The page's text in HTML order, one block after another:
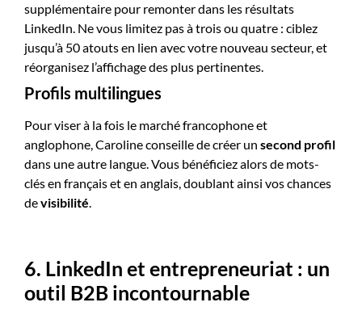
supplémentaire pour remonter dans les résultats
LinkedIn. Ne vous limitez pas à trois ou quatre : ciblez
jusqu’à 50 atouts en lien avec votre nouveau secteur, et
réorganisez l’affichage des plus pertinentes.
Profils multilingues
Pour viser à la fois le marché francophone et
anglophone, Caroline conseille de créer un second profil
dans une autre langue. Vous bénéficiez alors de mots-
clés en français et en anglais, doublant ainsi vos chances
devisibilité.
6. LinkedIn et entrepreneuriat : un
outil B2B incontournable